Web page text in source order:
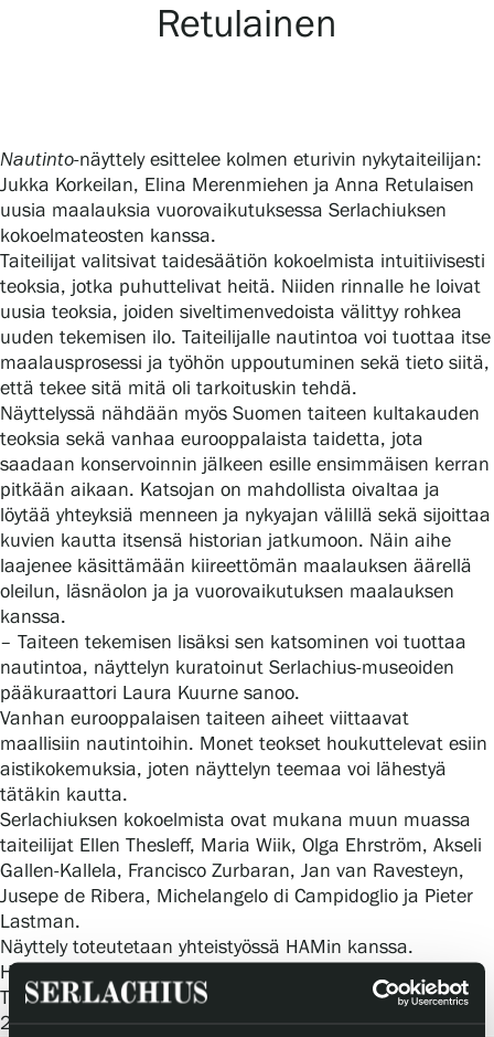
Serlachius Residenssi
Gösta Serlachiuksen taidesäätiö
Yhteystiedot
Ravintola Gösta
Serlachius Taidesauna
Serlachius Art & Sauna Express
Medialle
Vastuullisuus
Esteettömyys
Tietosuoja ja evästeet
Verkkokauppa
Retulainen
Nautinto-näyttely esittelee kolmen eturivin nykytaiteilijan:
Jukka Korkeilan, Elina Merenmiehen ja Anna Retulaisen
uusia maalauksia vuorovaikutuksessa Serlachiuksen
kokoelmateosten kanssa.
Taiteilijat valitsivat taidesäätiön kokoelmista intuitiivisesti
teoksia, jotka puhuttelivat heitä. Niiden rinnalle he loivat
uusia teoksia, joiden siveltimenvedoista välittyy rohkea
uuden tekemisen ilo. Taiteilijalle nautintoa voi tuottaa itse
maalausprosessi ja työhön uppoutuminen sekä tieto siitä,
että tekee sitä mitä oli tarkoituskin tehdä.
Näyttelyssä nähdään myös Suomen taiteen kultakauden
teoksia sekä vanhaa eurooppalaista taidetta, jota
saadaan konservoinnin jälkeen esille ensimmäisen kerran
pitkään aikaan. Katsojan on mahdollista oivaltaa ja
löytää yhteyksiä menneen ja nykyajan välillä sekä sijoittaa
kuvien kautta itsensä historian jatkumoon. Näin aihe
laajenee käsittämään kiireettömän maalauksen äärellä
oleilun, läsnäolon ja ja vuorovaikutuksen maalauksen
kanssa.
– Taiteen tekemisen lisäksi sen katsominen voi tuottaa
nautintoa, näyttelyn kuratoinut Serlachius-museoiden
pääkuraattori Laura Kuurne sanoo.
Vanhan eurooppalaisen taiteen aiheet viittaavat
maallisiin nautintoihin. Monet teokset houkuttelevat esiin
aistikokemuksia, joten näyttelyn teemaa voi lähestyä
tätäkin kautta.
Serlachiuksen kokoelmista ovat mukana muun muassa
taiteilijat Ellen Thesleff, Maria Wiik, Olga Ehrström, Akseli
Gallen-Kallela, Francisco Zurbaran, Jan van Ravesteyn,
Jusepe de Ribera, Michelangelo di Campidoglio ja Pieter
Lastman.
Näyttely toteutetaan yhteistyössä HAMin kanssa.
Helsingin
-näyttelyn kuraattori on Mika Hannula.
Teoskuva: Anna Retulainen,
Plein Air: Heleä kesäpäivä,
2016.